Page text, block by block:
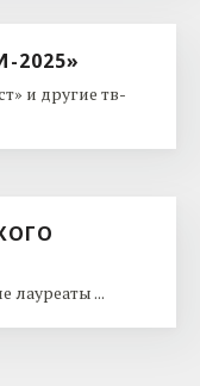
2025»
и другие тв-
...